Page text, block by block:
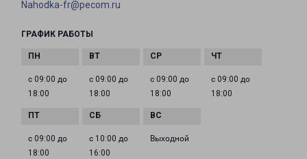
Nahodka-fr@pecom.ru
ГРАФИК РАБОТЫ
с 09:00 до
18:00
с 09:00 до
18:00
с 09:00 до
18:00
с 09:00 до
18:00
с 09:00 до
18:00
с 10:00 до
16:00
Выходной